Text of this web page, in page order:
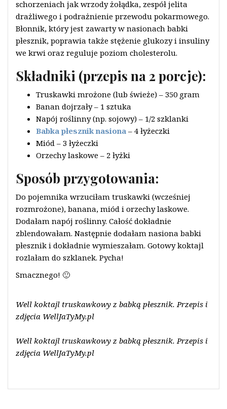
schorzeniach jak wrzody żołądka, zespół jelita
drażliwego i podrażnienie przewodu pokarmowego.
Błonnik, który jest zawarty w nasionach babki
płesznik, poprawia także stężenie glukozy i insuliny
we krwi oraz reguluje poziom cholesterolu.
Składniki (przepis na 2 porcje):
Truskawki mrożone (lub świeże) – 350 gram
Banan dojrzały – 1 sztuka
Napój roślinny (np. sojowy) – 1/2 szklanki
Babka płesznik nasiona – 4 łyżeczki
Miód – 3 łyżeczki
Orzechy laskowe – 2 łyżki
Sposób przygotowania:
Do pojemnika wrzuciłam truskawki (wcześniej
rozmrożone), banana, miód i orzechy laskowe.
Dodałam napój roślinny. Całość dokładnie
zblendowałam. Następnie dodałam nasiona babki
płesznik i dokładnie wymieszałam. Gotowy koktajl
rozlałam do szklanek. Pycha!
Smacznego! 🙂
Well koktajl truskawkowy z babką płesznik. Przepis i
zdjęcia WellJaTyMy.pl
Well koktajl truskawkowy z babką płesznik. Przepis i
zdjęcia WellJaTyMy.pl